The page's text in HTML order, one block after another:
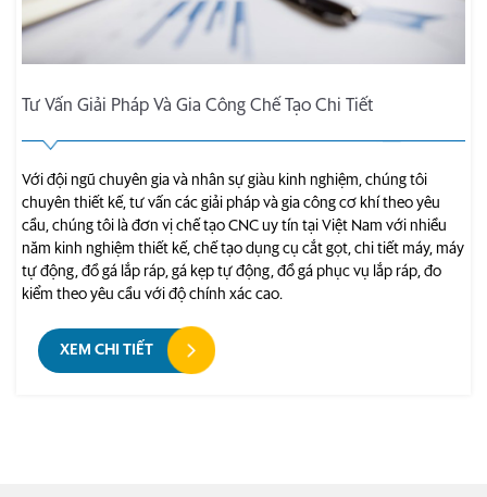
Tư Vấn Giải Pháp Và Gia Công Chế Tạo Chi Tiết
Với đội ngũ chuyên gia và nhân sự giàu kinh nghiệm, chúng tôi
chuyên thiết kế, tư vấn các giải pháp và gia công cơ khí theo yêu
cầu, chúng tôi là đơn vị chế tạo CNC uy tín tại Việt Nam với nhiều
năm kinh nghiệm thiết kế, chế tạo dụng cụ cắt gọt, chi tiết máy, máy
tự động, đồ gá lắp ráp, gá kẹp tự động, đồ gá phục vụ lắp ráp, đo
kiểm theo yêu cầu với độ chính xác cao.
XEM CHI TIẾT